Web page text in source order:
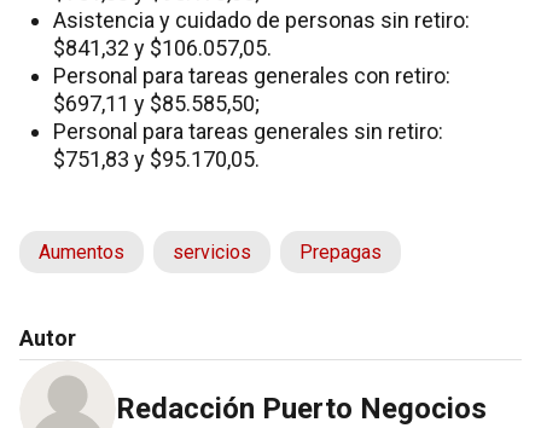
Asistencia y cuidado de personas sin retiro:
$841,32 y $106.057,05.
Personal para tareas generales con retiro:
$697,11 y $85.585,50;
Personal para tareas generales sin retiro:
$751,83 y $95.170,05.
Aumentos servicios Prepagas
Autor
Redacción Puerto Negocios